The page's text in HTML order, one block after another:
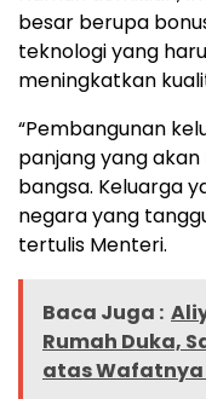
besar berupa
teknologi yang
meningkatkan
“Pembangunan
panjang yang
bangsa. Keluarga
negara yang
tertulis Menteri.
Baca Juga :
Rumah Duka,
atas Wafatnya